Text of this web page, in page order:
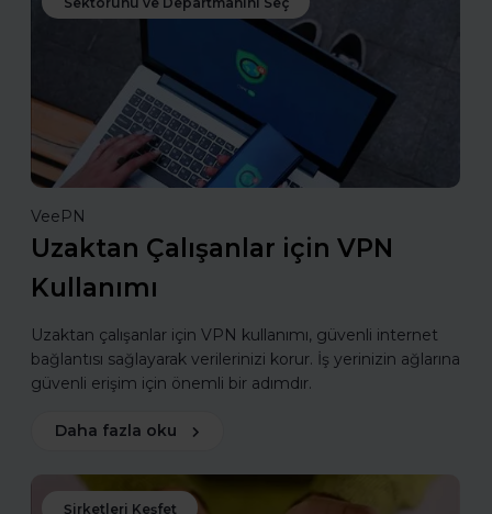
VeePN
Uzaktan Çalışanlar için VPN
Kullanımı
Uzaktan çalışanlar için VPN kullanımı, güvenli internet
bağlantısı sağlayarak verilerinizi korur. İş yerinizin ağlarına
güvenli erişim için önemli bir adımdır.
Daha fazla oku
Şirketleri Keşfet